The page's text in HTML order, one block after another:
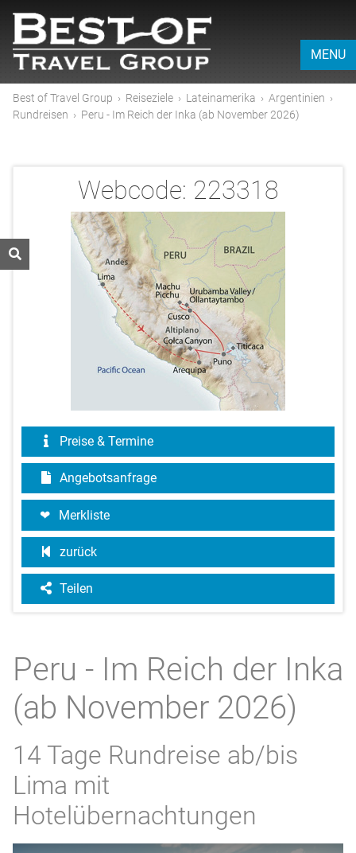
MENU
Best of Travel Group › Reiseziele › Lateinamerika › Argentinien ›
Rundreisen › Peru - Im Reich der Inka (ab November 2026)
Webcode: 223318
Preise & Termine
Angebotsanfrage
Merkliste
zurück
Teilen
Peru - Im Reich der Inka
(ab November 2026)
14 Tage Rundreise ab/bis
Lima mit
Hotelübernachtungen